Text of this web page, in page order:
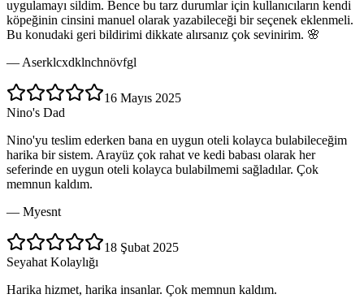
uygulamayı sildim. Bence bu tarz durumlar için kullanıcıların kendi
köpeğinin cinsini manuel olarak yazabileceği bir seçenek eklenmeli.
Bu konudaki geri bildirimi dikkate alırsanız çok sevinirim. 🌸
— Aserklcxdklnchnövfgl
16 Mayıs 2025
Nino's Dad
Nino'yu teslim ederken bana en uygun oteli kolayca bulabileceğim
harika bir sistem. Arayüz çok rahat ve kedi babası olarak her
seferinde en uygun oteli kolayca bulabilmemi sağladılar. Çok
memnun kaldım.
— Myesnt
18 Şubat 2025
Seyahat Kolaylığı
Harika hizmet, harika insanlar. Çok memnun kaldım.